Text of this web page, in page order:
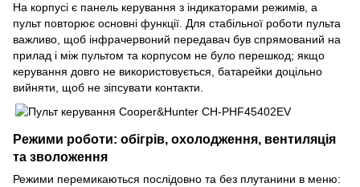
На корпусі є панель керування з індикаторами режимів, а
пульт повторює основні функції. Для стабільної роботи пульта
важливо, щоб інфрачервоний передавач був спрямований на
прилад і між пультом та корпусом не було перешкод; якщо
керування довго не використовується, батарейки доцільно
вийняти, щоб не зіпсувати контакти.
Режими роботи: обігрів, охолодження, вентиляція
та зволоження
Режими перемикаються послідовно та без плутанини в меню: